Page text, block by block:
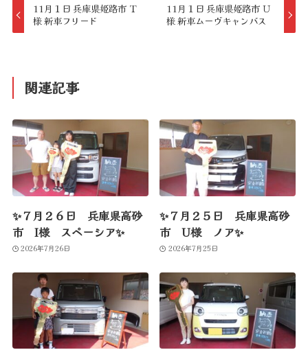
11月１日 兵庫県姫路市 Ｔ
様 新車フリード
11月１日 兵庫県姫路市 Ｕ
様 新車ムーヴキャンバス
関連記事
✨７月２６日 兵庫県高砂
市 I様 スペーシア✨
2026年7月26日
✨７月２５日 兵庫県高砂
市 U様 ノア✨
2026年7月25日